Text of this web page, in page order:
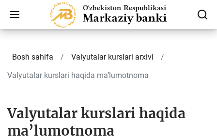
Bosh sahifa
Valyutalar kurslari arxivi
Valyutalar kurslari haqida ma’lumotnoma
Valyutalar kurslari haqida
ma’lumotnoma